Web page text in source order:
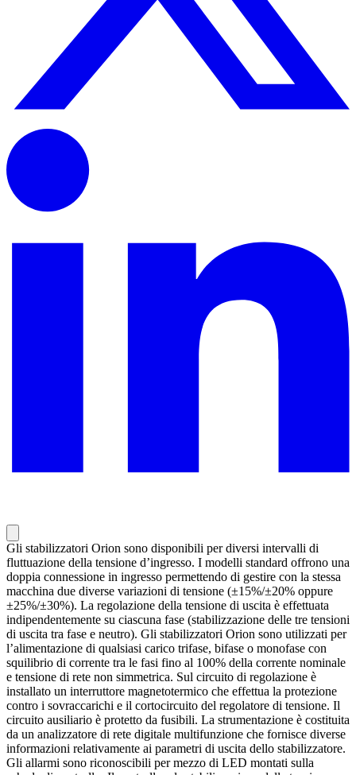
Gli stabilizzatori Orion sono disponibili per diversi intervalli di
fluttuazione della tensione d’ingresso. I modelli standard offrono una
doppia connessione in ingresso permettendo di gestire con la stessa
macchina due diverse variazioni di tensione (±15%/±20% oppure
±25%/±30%). La regolazione della tensione di uscita è effettuata
indipendentemente su ciascuna fase (stabilizzazione delle tre tensioni
di uscita tra fase e neutro). Gli stabilizzatori Orion sono utilizzati per
l’alimentazione di qualsiasi carico trifase, bifase o monofase con
squilibrio di corrente tra le fasi fino al 100% della corrente nominale
e tensione di rete non simmetrica. Sul circuito di regolazione è
installato un interruttore magnetotermico che effettua la protezione
contro i sovraccarichi e il cortocircuito del regolatore di tensione. Il
circuito ausiliario è protetto da fusibili. La strumentazione è costituita
da un analizzatore di rete digitale multifunzione che fornisce diverse
informazioni relativamente ai parametri di uscita dello stabilizzatore.
Gli allarmi sono riconoscibili per mezzo di LED montati sulla